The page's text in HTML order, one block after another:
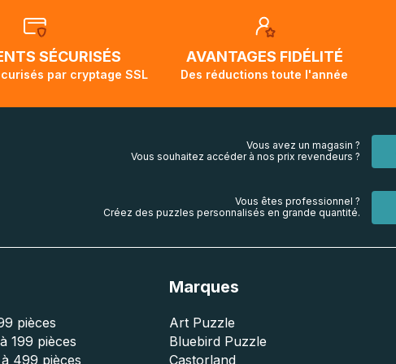
pour arriver à destination. Il est donc normal que pendant la
commande ne soit pas modifié. Ce dernier reprendra
touché terre.
SÉCURISÉS
par cryptage SSL
AVANTAGES FIDÉLITÉ
Des réductions toute l'année
Vous avez un magasin ?
Vous souhaitez accéder à nos prix revendeurs ?
Vous êtes professionnel ?
Créez des puzzles personnalisés en grande quantité.
pièces
199 pièces
499 pièces
Marques
Art Puzzle
Bluebird Puzzle
Castorland